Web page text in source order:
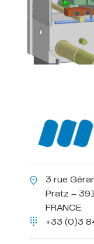
3 rue
Pratz –
FRANCE
+33 (0)3